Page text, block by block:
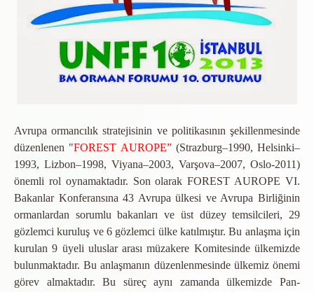
Avrupa ormancılık stratejisinin ve politikasının şekillenmesinde
düzenlenen "FOREST AUROPE”(Strazburg–1990, Helsinki–
1993, Lizbon–1998, Viyana–2003, Varşova–2007, Oslo-2011)
önemli rol oynamaktadır. Son olarak FOREST AUROPE VI.
Bakanlar Konferansına 43 Avrupa ülkesi ve Avrupa Birliğinin
ormanlardan sorumlu bakanları ve üst düzey temsilcileri, 29
gözlemci kuruluş ve 6 gözlemci ülke katılmıştır. Bu anlaşma için
kurulan 9 üyeli uluslar arası müzakere Komitesinde ülkemizde
bulunmaktadır. Bu anlaşmanın düzenlenmesinde ülkemiz önemi
görev almaktadır. Bu süreç aynı zamanda ülkemizde Pan-